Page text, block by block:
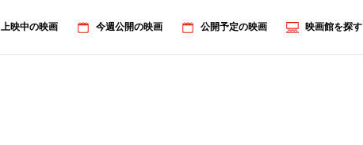
上映中の映画 今週公開の映画 公開予定の映画 映画館を探す